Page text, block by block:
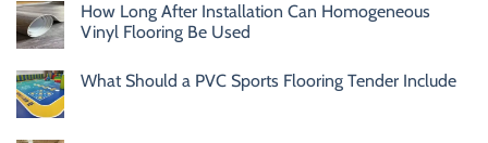
How Long After Installation Can Homogeneous
Vinyl Flooring Be Used
What Should a PVC Sports Flooring Tender Include